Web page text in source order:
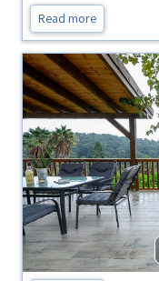
Read more